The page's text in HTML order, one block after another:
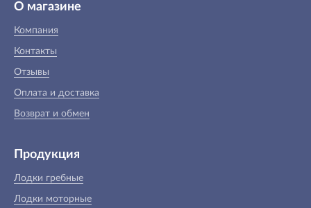
О магазине
Компания
Контакты
Отзывы
Оплата и доставка
Возврат и обмен
Продукция
Лодки гребные
Лодки моторные